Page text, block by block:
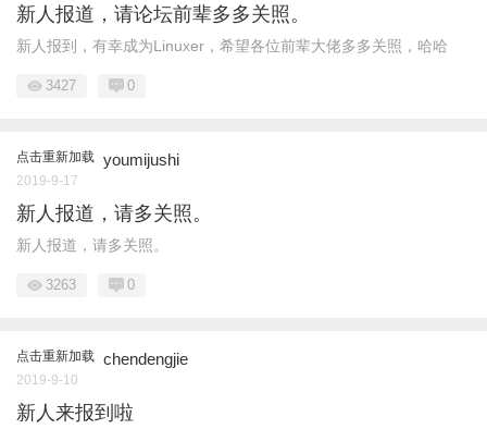
新人报道，请论坛前辈多多关照。
新人报到，有幸成为Linuxer，希望各位前辈大佬多多关照，哈哈
3427 0
点击重新加载 youmijushi
2019-9-17
新人报道，请多关照。
新人报道，请多关照。
3263 0
点击重新加载 chendengjie
2019-9-10
新人来报到啦